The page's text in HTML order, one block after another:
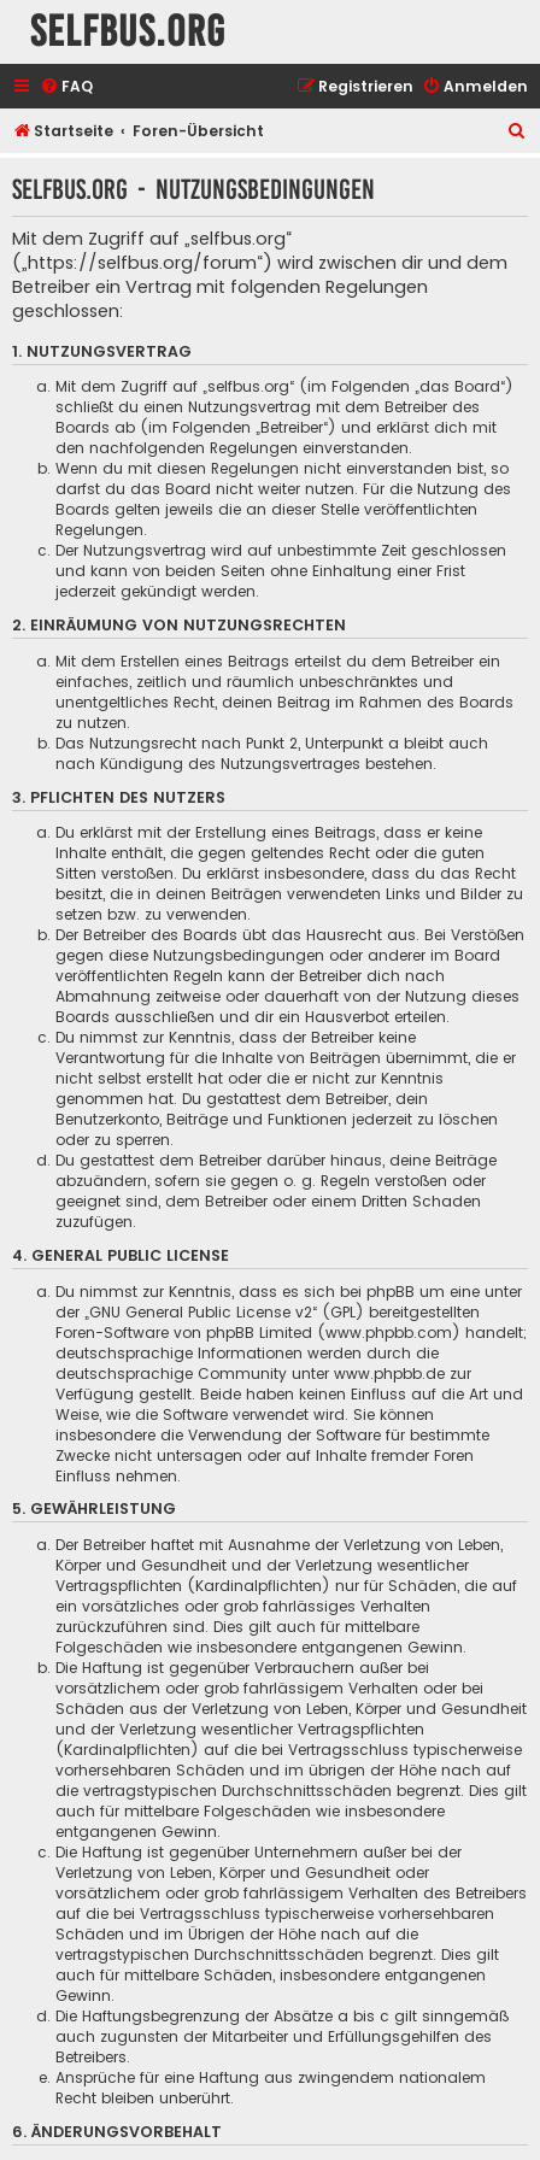
selfbus.org
FAQ Anmelden
Registrieren
Startseite Foren-Übersicht
h
selfbus.org - Nutzungsbedingungen
Mit dem Zugriff auf „selfbus.org“
(„https://selfbus.org/forum“) wird zwischen dir und dem
Betreiber ein Vertrag mit folgenden Regelungen
geschlossen:
1. NUTZUNGSVERTRAG
Mit dem Zugriff auf „selfbus.org“ (im Folgenden „das Board“)
schließt du einen Nutzungsvertrag mit dem Betreiber des
Boards ab (im Folgenden „Betreiber“) und erklärst dich mit
den nachfolgenden Regelungen einverstanden.
Wenn du mit diesen Regelungen nicht einverstanden bist, so
darfst du das Board nicht weiter nutzen. Für die Nutzung des
Boards gelten jeweils die an dieser Stelle veröffentlichten
Regelungen.
Der Nutzungsvertrag wird auf unbestimmte Zeit geschlossen
und kann von beiden Seiten ohne Einhaltung einer Frist
jederzeit gekündigt werden.
2. EINRÄUMUNG VON NUTZUNGSRECHTEN
Mit dem Erstellen eines Beitrags erteilst du dem Betreiber ein
einfaches, zeitlich und räumlich unbeschränktes und
unentgeltliches Recht, deinen Beitrag im Rahmen des Boards
zu nutzen.
Das Nutzungsrecht nach Punkt 2, Unterpunkt a bleibt auch
nach Kündigung des Nutzungsvertrages bestehen.
3. PFLICHTEN DES NUTZERS
Du erklärst mit der Erstellung eines Beitrags, dass er keine
Inhalte enthält, die gegen geltendes Recht oder die guten
Sitten verstoßen. Du erklärst insbesondere, dass du das Recht
besitzt, die in deinen Beiträgen verwendeten Links und Bilder zu
setzen bzw. zu verwenden.
Der Betreiber des Boards übt das Hausrecht aus. Bei Verstößen
gegen diese Nutzungsbedingungen oder anderer im Board
veröffentlichten Regeln kann der Betreiber dich nach
Abmahnung zeitweise oder dauerhaft von der Nutzung dieses
Boards ausschließen und dir ein Hausverbot erteilen.
Du nimmst zur Kenntnis, dass der Betreiber keine
Verantwortung für die Inhalte von Beiträgen übernimmt, die er
nicht selbst erstellt hat oder die er nicht zur Kenntnis
genommen hat. Du gestattest dem Betreiber, dein
Benutzerkonto, Beiträge und Funktionen jederzeit zu löschen
oder zu sperren.
Du gestattest dem Betreiber darüber hinaus, deine Beiträge
abzuändern, sofern sie gegen o. g. Regeln verstoßen oder
geeignet sind, dem Betreiber oder einem Dritten Schaden
zuzufügen.
4. GENERAL PUBLIC LICENSE
Du nimmst zur Kenntnis, dass es sich bei phpBB um eine unter
der „GNU General Public License v2“ (GPL) bereitgestellten
Foren-Software von phpBB Limited (www.phpbb.com) handelt;
deutschsprachige Informationen werden durch die
deutschsprachige Community unter www.phpbb.de zur
Verfügung gestellt. Beide haben keinen Einfluss auf die Art und
Weise, wie die Software verwendet wird. Sie können
insbesondere die Verwendung der Software für bestimmte
Zwecke nicht untersagen oder auf Inhalte fremder Foren
Einfluss nehmen.
5. GEWÄHRLEISTUNG
Der Betreiber haftet mit Ausnahme der Verletzung von Leben,
Körper und Gesundheit und der Verletzung wesentlicher
Vertragspflichten (Kardinalpflichten) nur für Schäden, die auf
ein vorsätzliches oder grob fahrlässiges Verhalten
zurückzuführen sind. Dies gilt auch für mittelbare
Folgeschäden wie insbesondere entgangenen Gewinn.
Die Haftung ist gegenüber Verbrauchern außer bei
vorsätzlichem oder grob fahrlässigem Verhalten oder bei
Schäden aus der Verletzung von Leben, Körper und Gesundheit
und der Verletzung wesentlicher Vertragspflichten
(Kardinalpflichten) auf die bei Vertragsschluss typischerweise
vorhersehbaren Schäden und im übrigen der Höhe nach auf
die vertragstypischen Durchschnittsschäden begrenzt. Dies gilt
auch für mittelbare Folgeschäden wie insbesondere
entgangenen Gewinn.
Die Haftung ist gegenüber Unternehmern außer bei der
Verletzung von Leben, Körper und Gesundheit oder
vorsätzlichem oder grob fahrlässigem Verhalten des Betreibers
auf die bei Vertragsschluss typischerweise vorhersehbaren
Schäden und im Übrigen der Höhe nach auf die
vertragstypischen Durchschnittsschäden begrenzt. Dies gilt
auch für mittelbare Schäden, insbesondere entgangenen
Gewinn.
Die Haftungsbegrenzung der Absätze a bis c gilt sinngemäß
auch zugunsten der Mitarbeiter und Erfüllungsgehilfen des
Betreibers.
Ansprüche für eine Haftung aus zwingendem nationalem
Recht bleiben unberührt.
6. ÄNDERUNGSVORBEHALT